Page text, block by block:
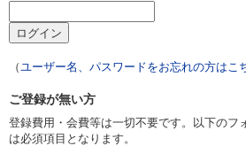
（ユーザー名、パスワードをお忘れの方はこ
ご登録が無い方
登録費用・会費等は一切不要です。以下のフ
は必須項目となります。